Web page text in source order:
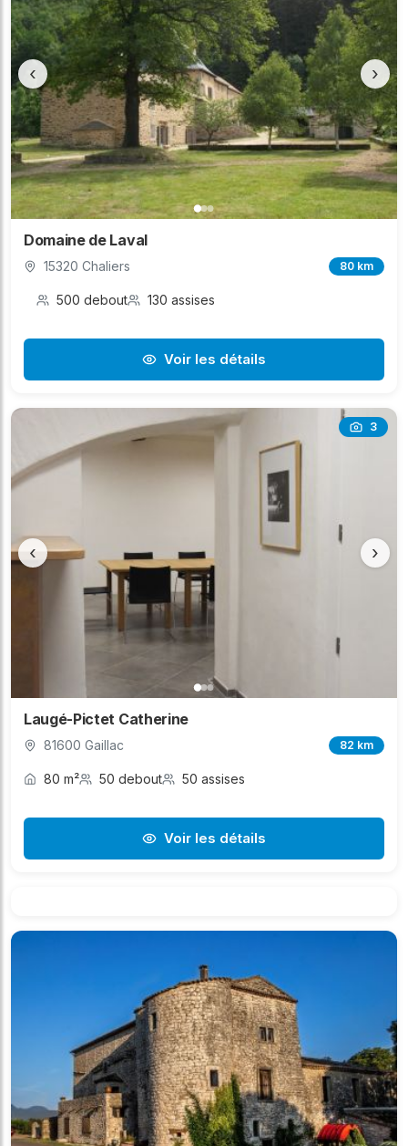
‹ ›
Domaine de Laval
15320 Chaliers 80 km
500 debout 130 assises
Voir les détails
3
‹ ›
Laugé-Pictet Catherine
81600 Gaillac 82 km
80 m² 50 debout 50 assises
Voir les détails